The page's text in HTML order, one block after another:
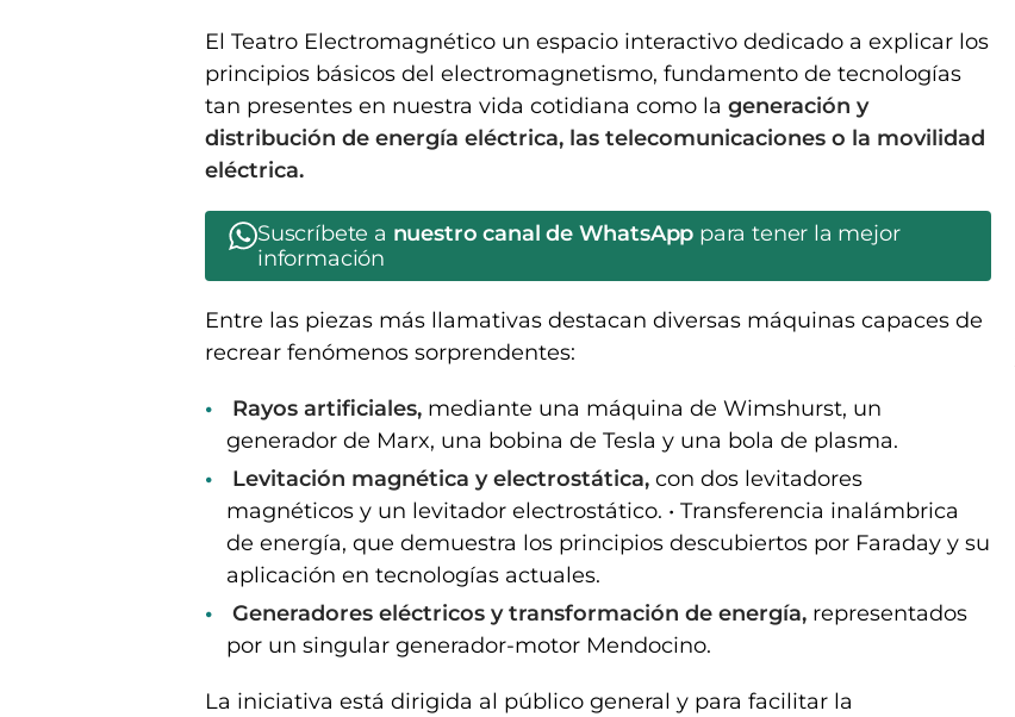
El Teatro Electromagnético un espacio interactivo dedicado a explicar los
principios básicos del electromagnetismo, fundamento de tecnologías
tan presentes en nuestra vida cotidiana como la generación y
distribución de energía eléctrica, las telecomunicaciones o la movilidad
eléctrica.
Suscríbete a nuestro canal de WhatsApp para tener la mejor
información
Entre las piezas más llamativas destacan diversas máquinas capaces de
recrear fenómenos sorprendentes:
Rayos artificiales, mediante una máquina de Wimshurst, un
generador de Marx, una bobina de Tesla y una bola de plasma.
Levitación magnética y electrostática, con dos levitadores
magnéticos y un levitador electrostático. • Transferencia inalámbrica
de energía, que demuestra los principios descubiertos por Faraday y su
aplicación en tecnologías actuales.
Generadores eléctricos y transformación de energía, representados
por un singular generador-motor Mendocino.
La iniciativa está dirigida al público general y para facilitar la